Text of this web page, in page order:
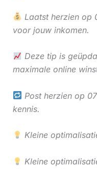
Laatst herzien op
voor jouw inkomen.
Deze tip is
maximale online
Post herzien op
kennis.
Kleine
Kleine